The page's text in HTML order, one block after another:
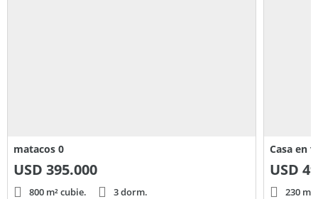
matacos 0
USD 395.000
800 m² cubie. 3 dorm.
USD
230